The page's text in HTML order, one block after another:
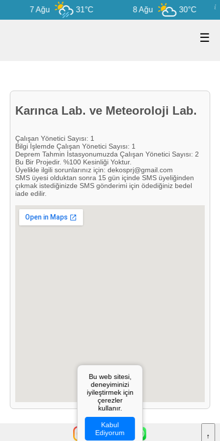
Bu web sitesi,
deneyiminizi
iyileştirmek için
çerezler
kullanır.
Kabul
Ediyorum
7 Ağu 31°C 8 Ağu 30°C
☰
↑
Karınca Lab. ve Meteoroloji Lab.
Çalışan Yönetici Sayısı: 1
Bilgi İşlemde Çalışan Yönetici Sayısı: 1
Deprem Tahmin İstasyonumuzda Çalışan Yönetici Sayısı: 2
Bu Bir Projedir. %100 Kesinliği Yoktur.
Üyelikle ilgili sorunlarınız için: dekosprj@gmail.com
SMS üyesi olduktan sonra 15 gün içinde SMS üyeliğinden
çıkmak istediğinizde SMS gönderimi için ödediğiniz bedel
iade edilir.